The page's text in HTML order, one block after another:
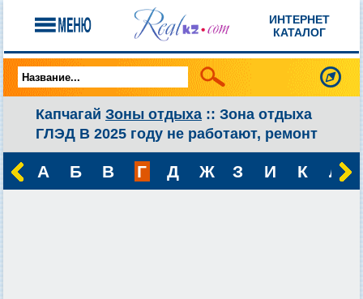
ИНТЕРНЕТ
КАТАЛОГ
Капчагай Зоны отдыха :: Зона отдыха
ГЛЭД В 2025 году не работают, ремонт
А Б В Г Д Ж З И К Л